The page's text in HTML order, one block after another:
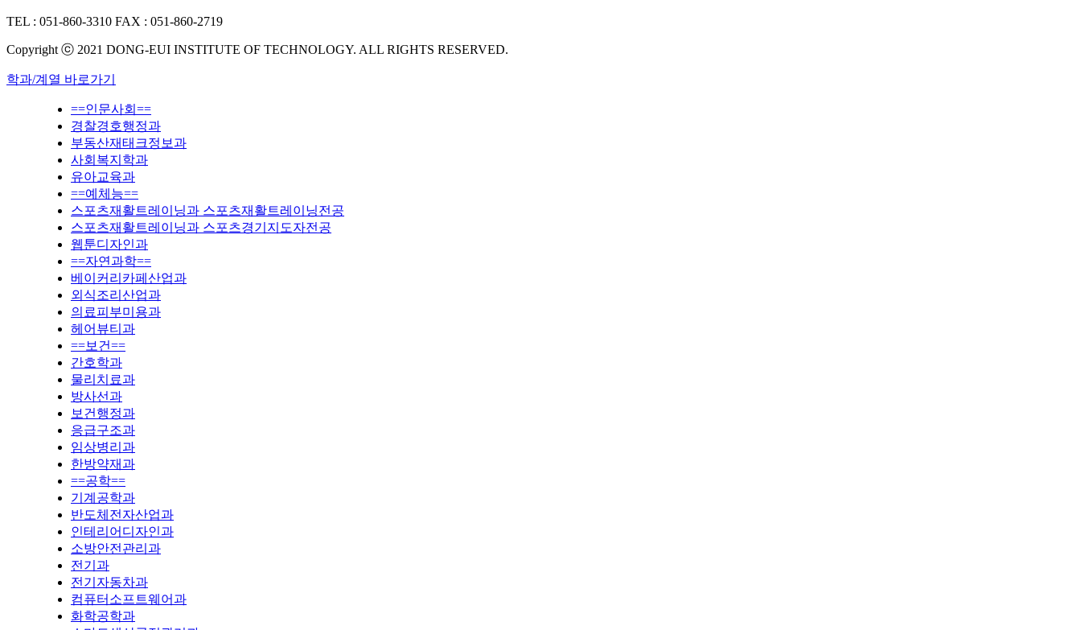
TEL : 051-860-3310 FAX : 051-860-2719
Copyright ⓒ 2021 DONG-EUI INSTITUTE OF TECHNOLOGY. ALL RIGHTS RESERVED.
학과/계열 바로가기
==인문사회==
경찰경호행정과
부동산재태크정보과
사회복지학과
유아교육과
==예체능==
스포츠재활트레이닝과 스포츠재활트레이닝전공
스포츠재활트레이닝과 스포츠경기지도자전공
웹툰디자인과
==자연과학==
베이커리카페산업과
외식조리산업과
의료피부미용과
헤어뷰티과
==보건==
간호학과
물리치료과
방사선과
보건행정과
응급구조과
임상병리과
한방약재과
==공학==
기계공학과
반도체전자산업과
인테리어디자인과
소방안전관리과
전기과
전기자동차과
컴퓨터소프트웨어과
화학공학과